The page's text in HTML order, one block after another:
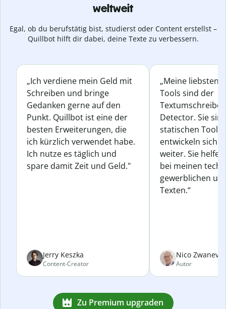
weltweit
Egal, ob du berufstätig bist, studierst oder Content erstellst –
Quillbot hilft dir dabei, deine Texte zu verbessern.
„Ich verdiene mein Geld mit
Schreiben und bringe
Gedanken gerne auf den
Punkt. Quillbot ist eine der
besten Erweiterungen, die
ich kürzlich verwendet habe.
Ich nutze es täglich und
spare damit Zeit und Geld."
Jerry Keszka
Content-Creator
„Meine liebsten
Tools sind der
Detector. Sie
statischen
entwickeln sich
weiter. Sie
bei meinen
gewerblichen
Texten.“
Nico
Autor
Zu Premium upgraden